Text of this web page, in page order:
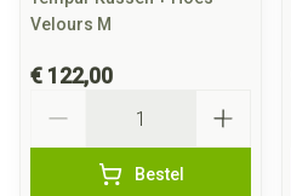
Velours M
€ 122,00
Bestel